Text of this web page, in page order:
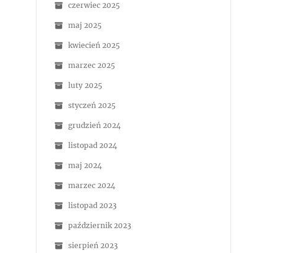
czerwiec 2025
maj 2025
kwiecień 2025
marzec 2025
luty 2025
styczeń 2025
grudzień 2024
listopad 2024
maj 2024
marzec 2024
listopad 2023
październik 2023
sierpień 2023